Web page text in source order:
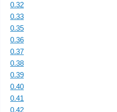
0.32
0.33
0.35
0.36
0.37
0.38
0.39
0.40
0.41
0.42